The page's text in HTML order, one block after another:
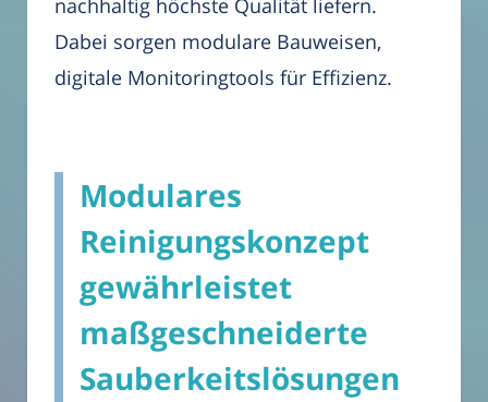
nachhaltig höchste Qualität liefern.
Dabei sorgen modulare Bauweisen,
digitale Monitoringtools für Effizienz.
Modulares
Reinigungskonzept
gewährleistet
maßgeschneiderte
Sauberkeitslösungen